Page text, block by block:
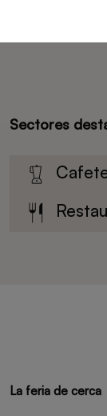
Sectores
La feria de cerca